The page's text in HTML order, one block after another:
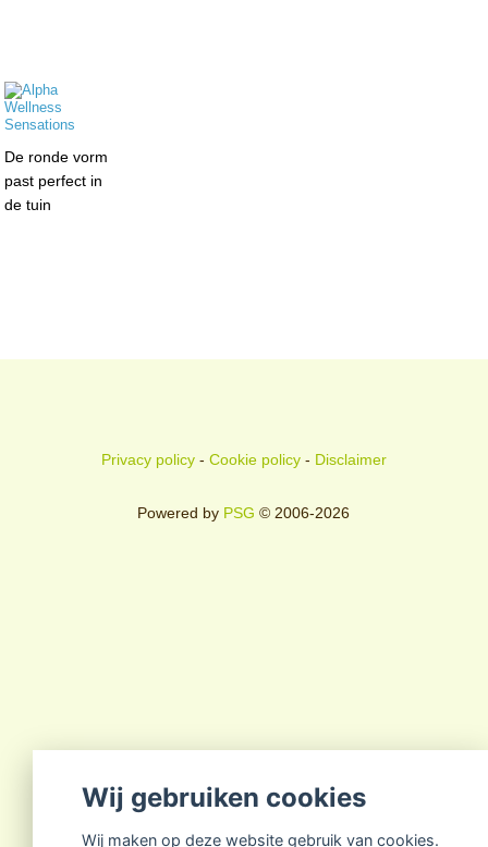
De ronde vorm
past perfect in
de tuin
Privacy policy- Cookie policy- Disclaimer
Powered by PSG © 2006-2026
Wij gebruiken cookies
Wij maken op deze website gebruik van cookies.